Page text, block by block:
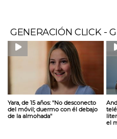
GENERACIÓN CLICK -
Yara, de 15 años: ''No desconecto
del móvil; duermo con él debajo
de la almohada''
el